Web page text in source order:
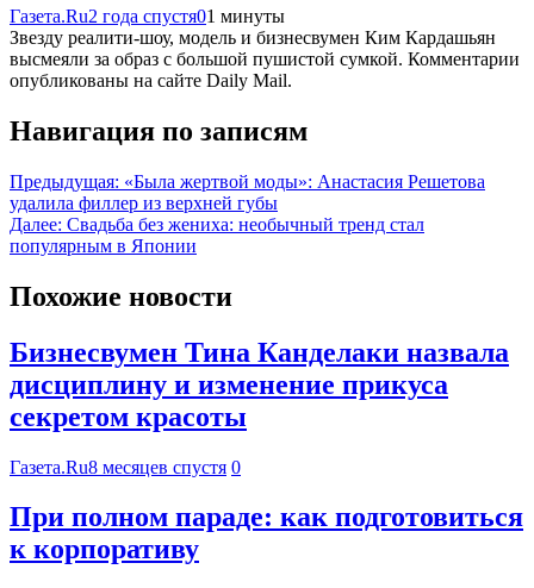
Газета.Ru2 года спустя01 минуты
Звезду реалити-шоу, модель и бизнесвумен Ким Кардашьян
высмеяли за образ с большой пушистой сумкой. Комментарии
опубликованы на сайте Daily Mail.
Навигация по записям
Предыдущая: «Была жертвой моды»: Анастасия Решетова
удалила филлер из верхней губы
Далее: Свадьба без жениха: необычный тренд стал
популярным в Японии
Похожие новости
Бизнесвумен Тина Канделаки назвала
дисциплину и изменение прикуса
секретом красоты
Газета.Ru8 месяцев спустя 0
При полном параде: как подготовиться
к корпоративу